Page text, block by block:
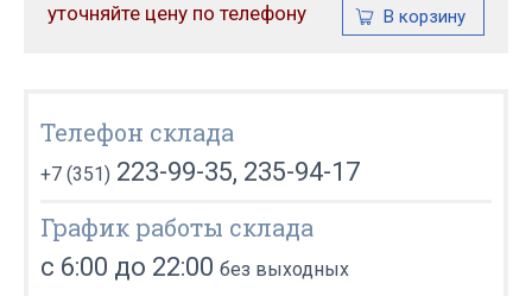
уточняйте цену по телефону
Телефон склада
+7 (351) 223-99-35, 235-94-17
График работы склада
с 6:00 до 22:00 без выходных